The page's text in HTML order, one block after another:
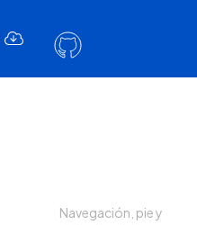
Navegación, pie y